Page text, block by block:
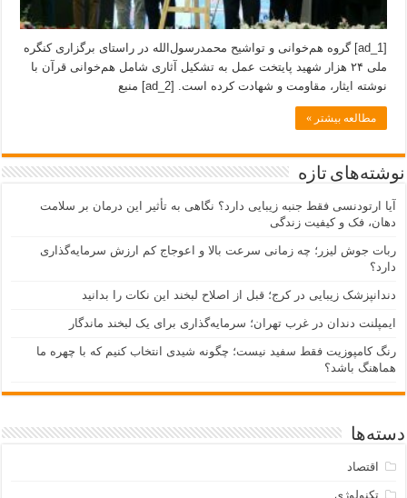
[ad_1] گروه هم‌خوانی و تواشیح محمدرسول‌الله در راستای برگزاری کنگره
ملی ۲۴ هزار شهید پایتخت عمل به تشکیل آثاری شامل هم‌خوانی قرآن با
نوشته ایثار، مقاومت و شهادت کرده است. [ad_2] منبع
مطالعه بیشتر »
نوشته‌های تازه
آیا ارتودنسی فقط جنبه زیبایی دارد؟ نگاهی به تأثیر این درمان بر سلامت
دهان، فک و کیفیت زندگی
ربات جوش لیزر؛ چه زمانی سرعت بالا و اعوجاج کم ارزش سرمایه‌گذاری
دارد؟
دندانپزشک زیبایی در کرج؛ قبل از اصلاح لبخند این نکات را بدانید
ایمپلنت دندان در غرب تهران؛ سرمایه‌گذاری برای یک لبخند ماندگار
رنگ کامپوزیت فقط سفید نیست؛ چگونه شیدی انتخاب کنیم که با چهره ما
هماهنگ باشد؟
دسته‌ها
اقتصاد
تکنولوژی